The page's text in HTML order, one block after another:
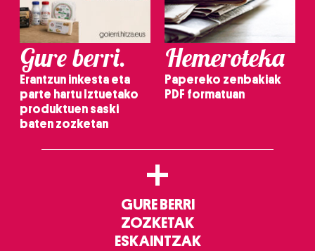
Gure berri.
Erantzun inkesta eta
parte hartu Iztuetako
produktuen saski
baten zozketan
Hemeroteka
Papereko zenbakiak
PDF formatuan
+
GURE BERRI
ZOZKETAK
ESKAINTZAK